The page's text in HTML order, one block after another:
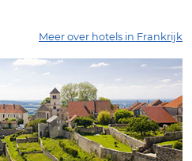
Meer over hotels in Frankrijk